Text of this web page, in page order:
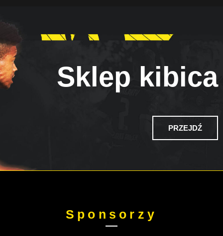
Sklep kibica
PRZEJDŹ
Sponsorzy